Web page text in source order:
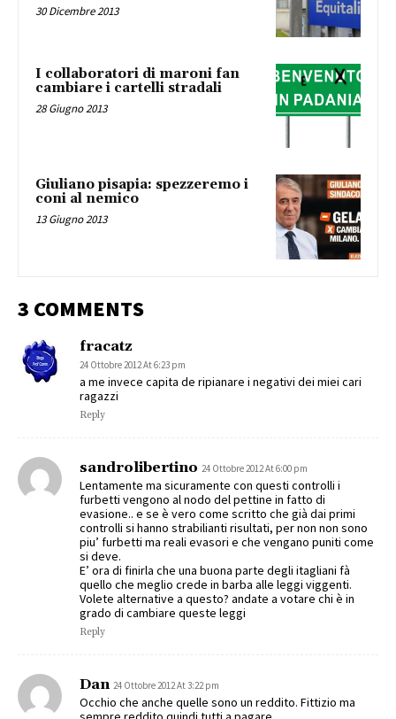
30 Dicembre 2013
I collaboratori di maroni fan
cambiare i cartelli stradali
28 Giugno 2013
Giuliano pisapia: spezzeremo i
coni al nemico
13 Giugno 2013
3 COMMENTS
fracatz
24 Ottobre 2012 At 6:23 pm
a me invece capita de ripianare i negativi dei miei cari
ragazzi
Reply
sandrolibertino 24 Ottobre 2012 At 6:00 pm
Lentamente ma sicuramente con questi controlli i
furbetti vengono al nodo del pettine in fatto di
evasione.. e se è vero come scritto che già dai primi
controlli si hanno strabilianti risultati, per non non sono
piu’ furbetti ma reali evasori e che vengano puniti come
si deve.
E’ ora di finirla che una buona parte degli itagliani fà
quello che meglio crede in barba alle leggi viggenti.
Volete alternative a questo? andate a votare chi è in
grado di cambiare queste leggi
Reply
Dan 24 Ottobre 2012 At 3:22 pm
Occhio che anche quelle sono un reddito. Fittizio ma